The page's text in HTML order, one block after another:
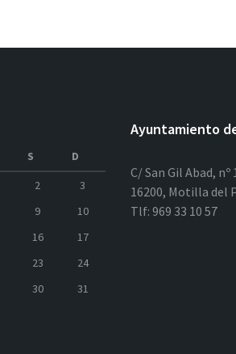
S
D
2
3
9
10
16
17
23
24
30 31
Ayuntamiento
C/ San Gil Abad, nº
16200, Motilla del
Tlf: 969 33 10 57